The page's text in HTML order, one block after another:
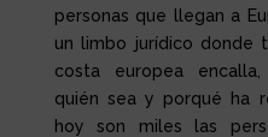
personas que llegan a
un limbo jurídico donde
costa europea
quién sea y porqué ha
hoy son miles las